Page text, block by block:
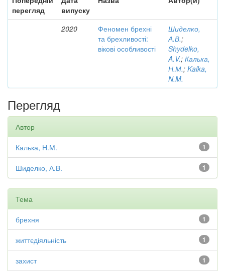
перегляд
випуску
2020
Феномен брехні
та брехливості:
вікові особливості
Шиделко,
А.В.;
Shydelko,
A.V.; Калька,
Н.М.; Kalka,
N.M.
Перегляд
Автор
1
Калька, Н.М.
1
Шиделко, А.В.
Тема
1
брехня
1
життєдіяльність
1
захист